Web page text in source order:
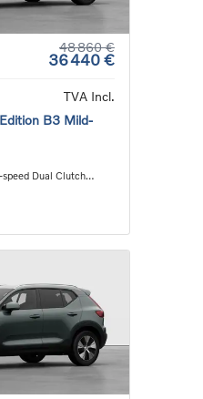
48 860 €
36 440 €
TVA Incl.
B3 Mild-
Dual Clutch